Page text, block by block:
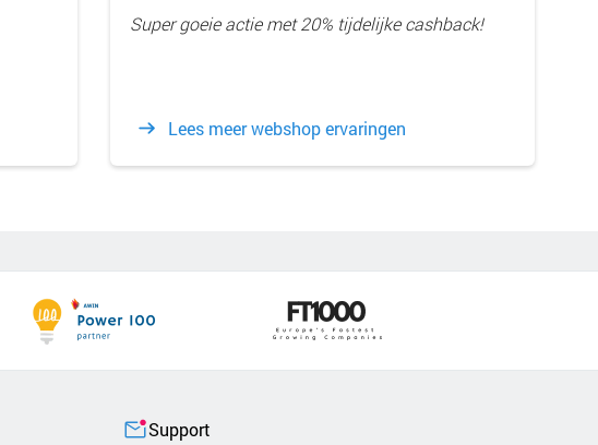
Super goeie actie met 20% tijdelijke cashback!
Lees meer webshop ervaringen
Support